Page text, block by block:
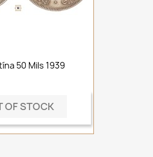
50 Mils 1939
OF STOCK